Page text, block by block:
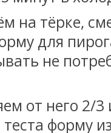
на тёрке,
для
не
от него 2/
форму